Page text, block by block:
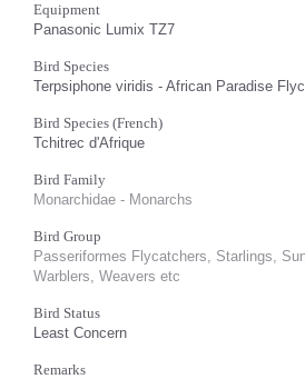
Equipment
Panasonic Lumix TZ7
Bird Species
Terpsiphone viridis - African Paradise
Bird Species (French)
Tchitrec d'Afrique
Bird Family
Monarchidae - Monarchs
Bird Group
Passeriformes Flycatchers, Starlings,
Warblers, Weavers etc
Bird Status
Least Concern
Remarks